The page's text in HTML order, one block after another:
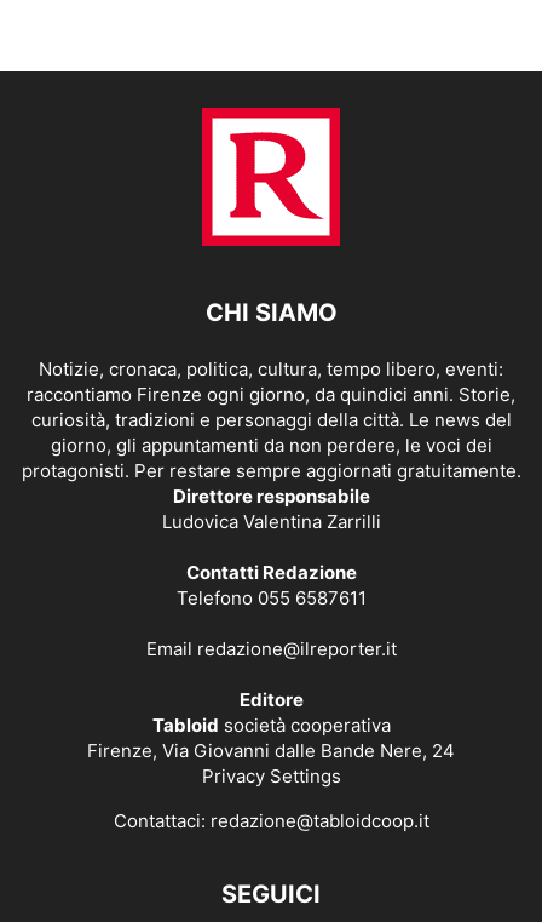
CHI SIAMO
Notizie, cronaca, politica, cultura, tempo libero, eventi:
raccontiamo Firenze ogni giorno, da quindici anni. Storie,
curiosità, tradizioni e personaggi della città. Le news del
giorno, gli appuntamenti da non perdere, le voci dei
protagonisti. Per restare sempre aggiornati gratuitamente.
Direttore responsabile
Ludovica Valentina Zarrilli
Contatti Redazione
Telefono 055 6587611
Email redazione@ilreporter.it
Editore
Tabloid società cooperativa
Firenze, Via Giovanni dalle Bande Nere, 24
Privacy Settings
Contattaci: redazione@tabloidcoop.it
SEGUICI